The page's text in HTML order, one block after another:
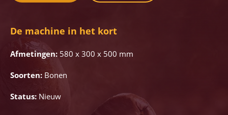
De machine in het kort
Afmetingen: 580 x 300 x 500 mm
Soorten: Bonen
Status: Nieuw